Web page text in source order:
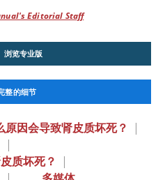
Editorial Staff
浏览专业版
整的细节
原因会导致肾皮质坏死？
|
|
质坏死？
|